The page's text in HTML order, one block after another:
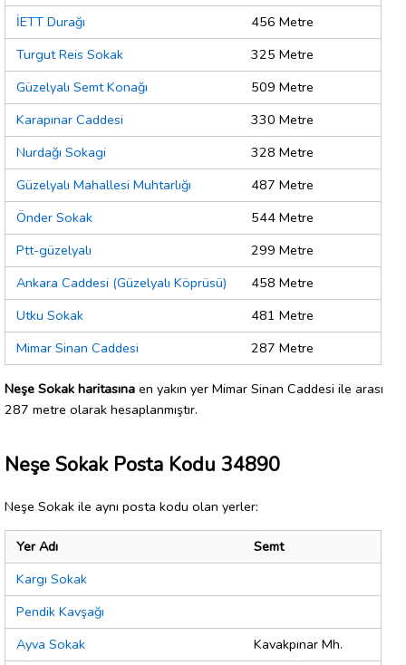
İETT Durağı
456 Metre
Turgut Reis Sokak
325 Metre
Güzelyalı Semt Konağı
509 Metre
Karapınar Caddesi
330 Metre
Nurdağı Sokagi
328 Metre
Güzelyalı Mahallesi Muhtarlığı
487 Metre
Önder Sokak
544 Metre
Ptt-güzelyalı
299 Metre
Ankara Caddesi (Güzelyalı Köprüsü)
458 Metre
Utku Sokak
481 Metre
Mimar Sinan Caddesi
287 Metre
Neşe Sokak haritasına en yakın yer Mimar Sinan Caddesi ile arası
287 metre olarak hesaplanmıştır.
Neşe Sokak Posta Kodu 34890
Neşe Sokak ile aynı posta kodu olan yerler:
Yer Adı
Semt
Kargı Sokak
Pendik Kavşağı
Ayva Sokak
Kavakpınar Mh.